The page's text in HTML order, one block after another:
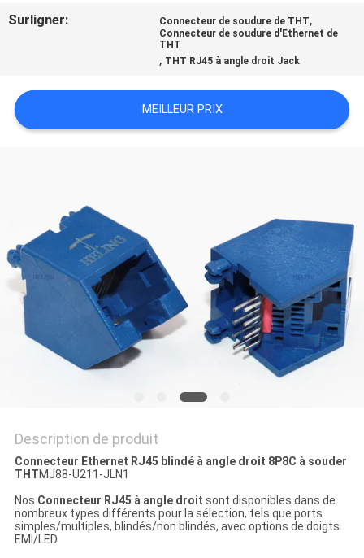
UNE
CITATION
POLITIQUE
EN
MATIÈRE
LA
VIE
PRIVÉE
Surligner: Connecteur de soudure de THT,
Connecteur de soudure d'Ethernet de
THT
, THT RJ45 à angle droit Jack
MEILLEUR PRIX
Description de produit
Connecteur Ethernet RJ45 blindé à angle droit 8P8C à souder
THTMJ88-U211-JLN1
Nos Connecteur RJ45 à angle droit sont disponibles dans de
nombreux types différents pour la sélection, tels que ports
simples/multiples, blindés/non blindés, avec options de doigts
EMI/LED.